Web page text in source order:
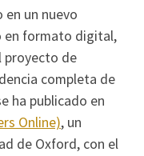
un nuevo
en formato digital,
proyecto de
completa de
ha publicado en
Online), un
de Oxford, con el